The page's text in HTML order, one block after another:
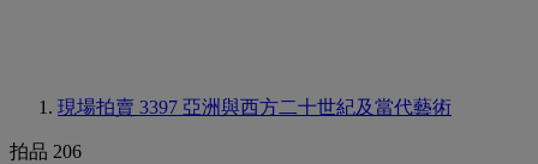
現場拍賣 3397 亞洲與西方二十世紀及當代藝術
拍品 206